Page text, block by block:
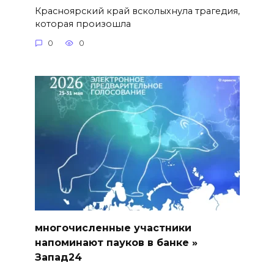
Красноярский край всколыхнула трагедия,
которая произошла
0 0
многочисленные участники
напоминают пауков в банке »
Запад24